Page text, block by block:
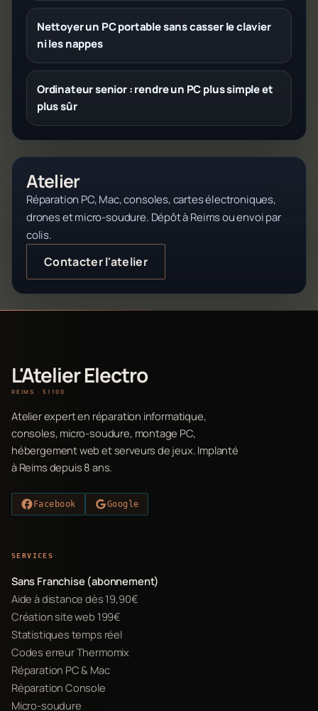
Nettoyer un PC portable sans casser le clavier
ni les nappes
Ordinateur senior : rendre un PC plus simple et
plus sûr
Atelier
Réparation PC, Mac, consoles, cartes électroniques,
drones et micro-soudure. Dépôt à Reims ou envoi par
colis.
Contacter l'atelier
L'Atelier Electro
REIMS · 51100
Atelier expert en réparation informatique,
consoles, micro-soudure, montage PC,
hébergement web et serveurs de jeux. Implanté
à Reims depuis 8 ans.
Facebook Google
SERVICES
Sans Franchise (abonnement)
Aide à distance dès 19,90€
Création site web 199€
Statistiques temps réel
Codes erreur Thermomix
Réparation PC & Mac
Réparation Console
Micro-soudure